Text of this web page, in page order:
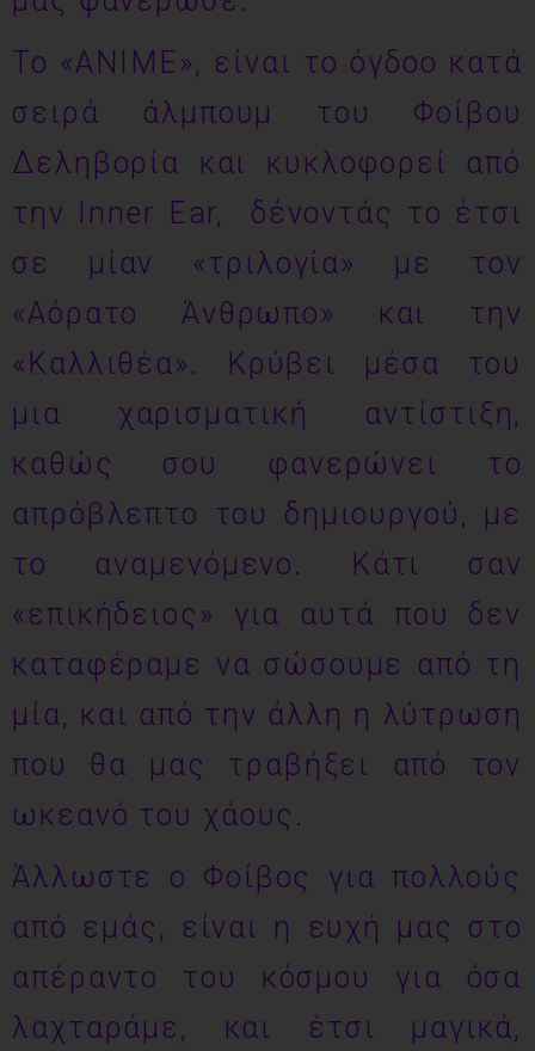
Το «ANIME», είναι το όγδοο κατά
σειρά άλμπουμ του Φοίβου
Δεληβορία και κυκλοφορεί από
την Inner Ear, δένοντάς το έτσι
σε μίαν «τριλογία» με τον
«Αόρατο Άνθρωπο» και την
«Καλλιθέα». Κρύβει μέσα του
μια χαρισματική αντίστιξη,
καθώς σου φανερώνει το
απρόβλεπτο του δημιουργού, με
το αναμενόμενο. Κάτι σαν
«επικήδειος» για αυτά που δεν
καταφέραμε να σώσουμε από τη
μία, και από την άλλη η λύτρωση
που θα μας τραβήξει από τον
ωκεανό του χάους.
Άλλωστε ο Φοίβος για πολλούς
από εμάς, είναι η ευχή μας στο
απέραντο του κόσμου για όσα
λαχταράμε, και έτσι μαγικά,